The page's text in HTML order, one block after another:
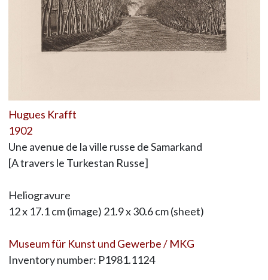
Hugues Krafft
1902
Une avenue de la ville russe de Samarkand
[A travers le Turkestan Russe]
Heliogravure
12 x 17.1 cm (image) 21.9 x 30.6 cm (sheet)
Museum für Kunst und Gewerbe / MKG
Inventory number: P1981.1124